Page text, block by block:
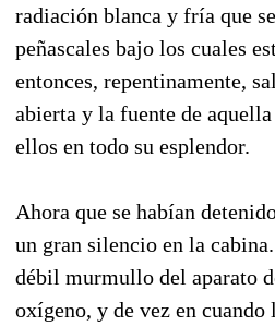
radiación blanca y fría que
peñascales bajo los cuales
entonces, repentinamente,
abierta y la fuente de
ellos en todo su esplendor.
Ahora que se habían
un gran silencio en la
débil murmullo del aparato
oxígeno, y de vez en